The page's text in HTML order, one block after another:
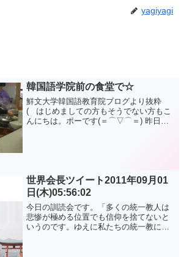
yagiyagi
韓国語学院前の食堂で☆
鮮文大学韓国語教育院ブログより抜粋
( はじめましての方もそうでない方もこ
んにちは。ポーです(＝⌒▽⌒＝) 昨日は
世界会長ツイート2011年09月01
日(木)05:56:02
今日の訓読会です。「多くの統一教人は
悲惨が極める位置でも信仰を捨てないと
いうのです。ゆえに私たちの統一教に